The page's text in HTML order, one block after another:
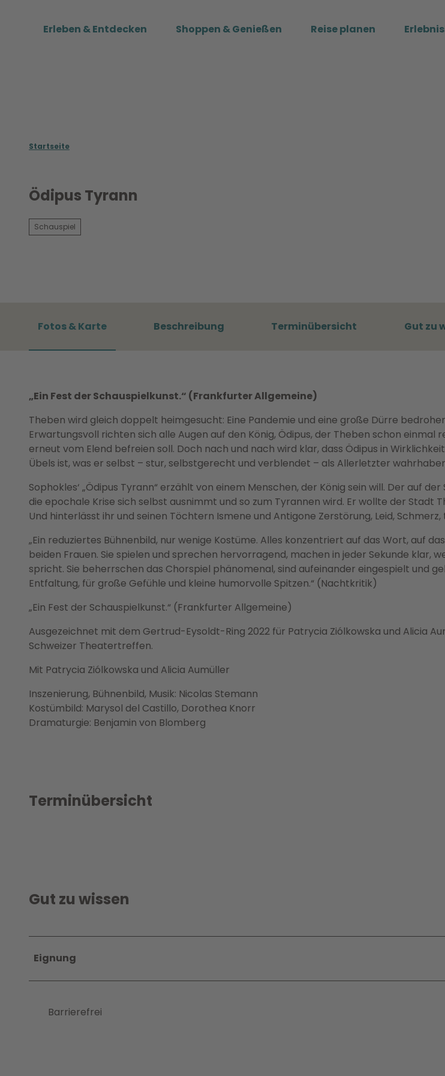
Erleben & Entdecken Shoppen & Genießen Reise planen
Startseite
Ödipus Tyrann
Schauspiel
Fotos & Karte Beschreibung Terminübersicht Gut zu
„Ein Fest der Schauspielkunst.“ (Frankfurter Allgemeine)
Theben wird gleich doppelt heimgesucht: Eine Pandemie und eine große Dürre
Erwartungsvoll richten sich alle Augen auf den König, Ödipus, der Theben schon einmal
erneut vom Elend befreien soll. Doch nach und nach wird klar, dass Ödipus in
Übels ist, was er selbst – stur, selbstgerecht und verblendet – als Allerletzter
Sophokles‘ „Ödipus Tyrann“ erzählt von einem Menschen, der König sein will. Der auf
die epochale Krise sich selbst ausnimmt und so zum Tyrannen wird. Er wollte der Stadt
Und hinterlässt ihr und seinen Töchtern Ismene und Antigone Zerstörung, Leid, Schmerz,
„Ein reduziertes Bühnenbild, nur wenige Kostüme. Alles konzentriert auf das Wort, auf
beiden Frauen. Sie spielen und sprechen hervorragend, machen in jeder Sekunde klar,
spricht. Sie beherrschen das Chorspiel phänomenal, sind aufeinander eingespielt und
Entfaltung, für große Gefühle und kleine humorvolle Spitzen.“ (Nachtkritik)
„Ein Fest der Schauspielkunst.“ (Frankfurter Allgemeine)
Ausgezeichnet mit dem Gertrud-Eysoldt-Ring 2022 für Patrycia Ziólkowska und Alicia
Schweizer Theatertreffen.
Mit Patrycia Ziólkowska und Alicia Aumüller
Inszenierung, Bühnenbild, Musik: Nicolas Stemann
Kostümbild: Marysol del Castillo, Dorothea Knorr
Dramaturgie: Benjamin von Blomberg
Terminübersicht
Gut zu wissen
Eignung
Barrierefrei